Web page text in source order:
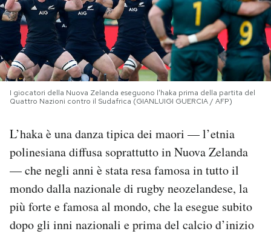
NEWSLETTER
I MIEI PREFERITI
SHOP
CALENDARIO
AREA PERSONALE
Area Personale
Newsletter
I giocatori della Nuova Zelanda eseguono l'haka prima della partita del
Quattro Nazioni contro il Sudafrica (GIANLUIGI GUERCIA / AFP)
L’haka è una danza tipica dei maori — l’etnia
polinesiana diffusa soprattutto in Nuova Zelanda
— che negli anni è stata resa famosa in tutto il
mondo dalla nazionale di rugby neozelandese, la
più forte e famosa al mondo, che la esegue subito
dopo gli inni nazionali e prima del calcio d’inizio